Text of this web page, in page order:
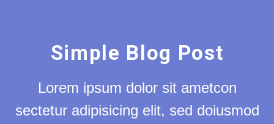
Simple Blog Post
Lorem ipsum dolor sit ametcon
sectetur adipisicing elit, sed doiusmod